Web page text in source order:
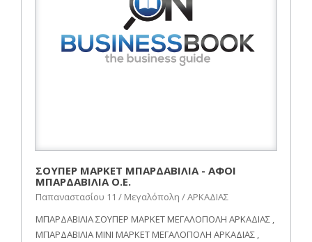
ΣΟΥΠΕΡ ΜΑΡΚΕΤ ΜΠΑΡΔΑΒΙΛΙΑ - ΑΦΟΙ
ΜΠΑΡΔΑΒΙΛΙΑ Ο.Ε.
Παπαναστασίου 11 / Μεγαλόπολη / ΑΡΚΑΔΙΑΣ
ΜΠΑΡΔΑΒΙΛΙΑ ΣΟΥΠΕΡ ΜΑΡΚΕΤ ΜΕΓΑΛΟΠΟΛΗ ΑΡΚΑΔΙΑΣ ,
ΜΠΑΡΔΑΒΙΛΙΑ ΜΙΝΙ ΜΑΡΚΕΤ ΜΕΓΑΛΟΠΟΛΗ ΑΡΚΑΔΙΑΣ ,